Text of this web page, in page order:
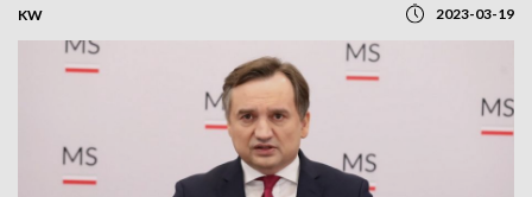
KW 2023-03-19